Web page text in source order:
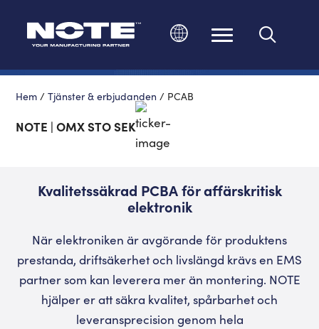
Hem /Tjänster & erbjudanden / PCAB
NOTE | OMX STO SEK
Kvalitetssäkrad PCBA för affärskritisk
elektronik
När elektroniken är avgörande för produktens
prestanda, driftsäkerhet och livslängd krävs en EMS
partner som kan leverera mer än montering. NOTE
hjälper er att säkra kvalitet, spårbarhet och
leveransprecision genom hela